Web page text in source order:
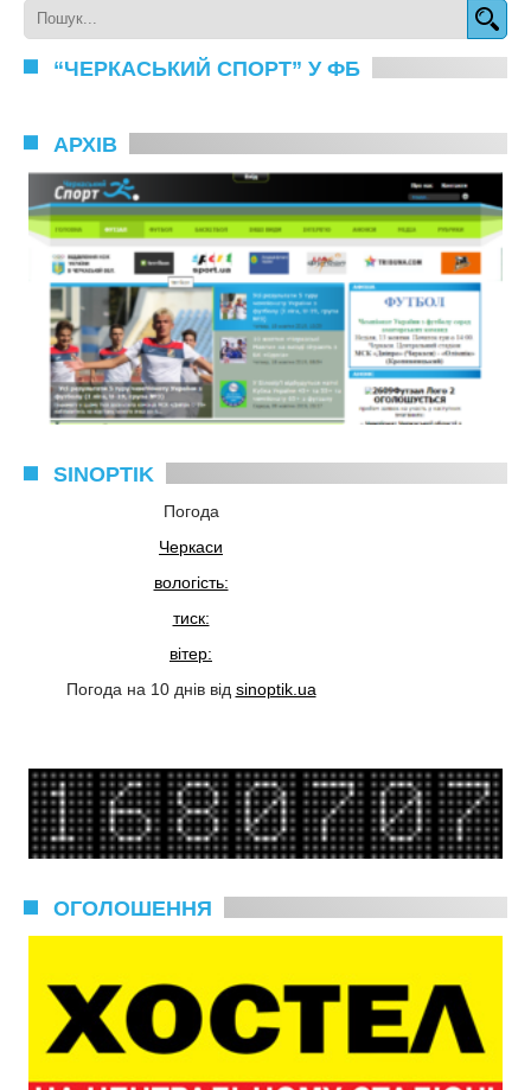
“ЧЕРКАСЬКИЙ СПОРТ” У ФБ
АРХІВ
SINOPTIK
Погода
Черкаси
вологість:
тиск:
вітер:
Погода на 10 днів від sinoptik.ua
ОГОЛОШЕННЯ